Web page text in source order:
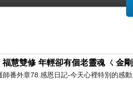
福慧雙修 年輕卻有個老靈魂 ㄑ金
番外章78 感恩日記-今天心裡特別的感